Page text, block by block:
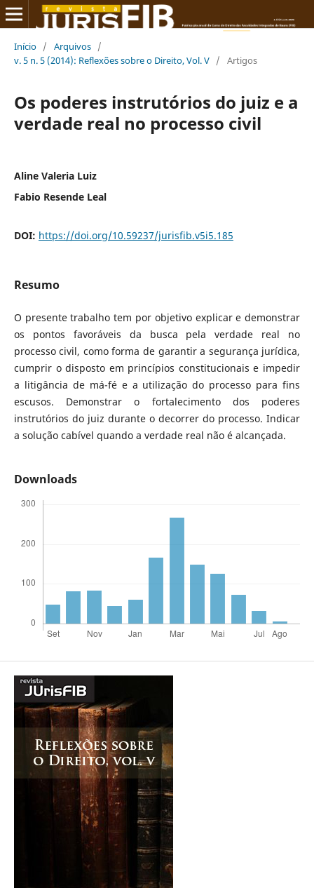
Início / Arquivos /
v. 5 n. 5 (2014): Reflexões sobre o Direito, Vol. V / Artigos
Os poderes instrutórios do juiz e a
verdade real no processo civil
Aline Valeria Luiz
Fabio Resende Leal
DOI: https://doi.org/10.59237/jurisfib.v5i5.185
Resumo
O presente trabalho tem por objetivo explicar e demonstrar
os pontos favoráveis da busca pela verdade real no
processo civil, como forma de garantir a segurança jurídica,
cumprir o disposto em princípios constitucionais e impedir
a litigância de má-fé e a utilização do processo para fins
escusos. Demonstrar o fortalecimento dos poderes
instrutórios do juiz durante o decorrer do processo. Indicar
a solução cabível quando a verdade real não é alcançada.
Downloads